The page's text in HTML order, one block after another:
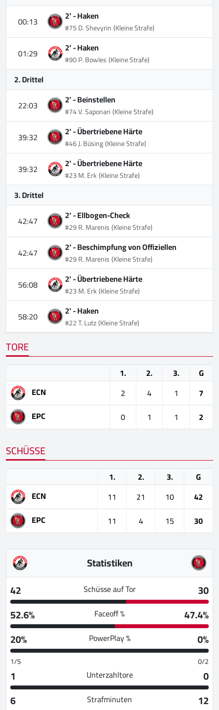
00:13
2' -Haken
#75 D. Shevyrin(Kleine Strafe)
01:29 2' -Haken
#90 P. Bowles(Kleine Strafe)
2. Drittel
22:03
2' -Beinstellen
#74 V. Saponari(Kleine Strafe)
39:32 2' -Übertriebene Härte
#46 J. Büsing(Kleine Strafe)
39:32 2' -Übertriebene Härte
#23 M. Erk(Kleine Strafe)
3. Drittel
42:47
2' -Ellbogen-Check
#29 R. Marenis(Kleine Strafe)
42:47 2' -Beschimpfung von Offiziellen
#29 R. Marenis(Kleine Strafe)
56:08 2' -Übertriebene Härte
#23 M. Erk(Kleine Strafe)
58:20 2' -Haken
#22 T. Lutz(Kleine Strafe)
TORE
1. 2. 3.
G
ECN
2 4 1
7
EPC
0 1 1 2
SCHÜSSE
1. 2. 3.
G
ECN
11 21 10
42
EPC
11 4 15 30
Statistiken
42
Schüsse auf Tor
30
52.6%
Faceoff %
47.4%
20%
PowerPlay % 0%
1/5 0/2
1 Unterzahltore
0
6
Strafminuten
12